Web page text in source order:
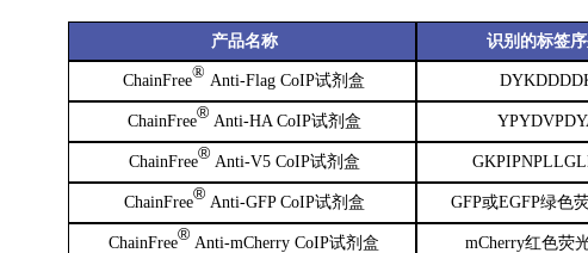
产品名称 识别的标签序
ChainFree® Anti-Flag CoIP试剂盒
ChainFree®Anti-HA CoIP试剂盒
ChainFree®Anti-V5 CoIP试剂盒
ChainFree®Anti-GFP CoIP试剂盒 GFP或EGFP绿色
ChainFree® Anti-mCherry CoIP试剂盒 mCherry红色荧